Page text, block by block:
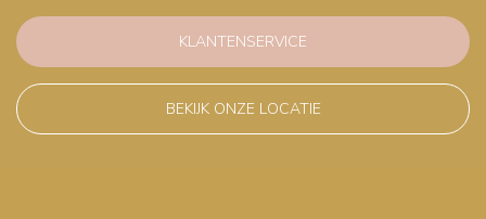
KLANTENSERVICE
BEKIJK ONZE LOCATIE